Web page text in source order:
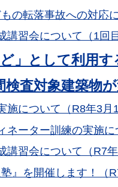
の転落事故への対応
講習会について（1回
」として利用
査対象建築物
について（R8年3月1
ーター訓練の実施に
習会について（R7年
』を開催します！（